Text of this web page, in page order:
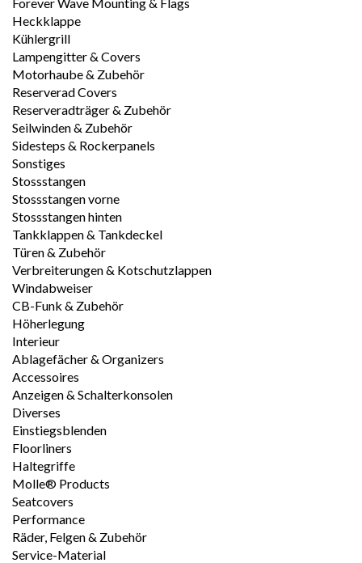
Heckklappe
Kühlergrill
Lampengitter & Covers
Motorhaube & Zubehör
Reserverad Covers
Reserveradträger & Zubehör
Seilwinden & Zubehör
Sidesteps & Rockerpanels
Sonstiges
Stossstangen
Stossstangen vorne
Stossstangen hinten
Tankklappen & Tankdeckel
Türen & Zubehör
Verbreiterungen & Kotschutzlappen
Windabweiser
CB-Funk & Zubehör
Höherlegung
Interieur
Ablagefächer & Organizers
Accessoires
Anzeigen & Schalterkonsolen
Diverses
Einstiegsblenden
Floorliners
Haltegriffe
Molle® Products
Seatcovers
Performance
Räder, Felgen & Zubehör
Service-Material